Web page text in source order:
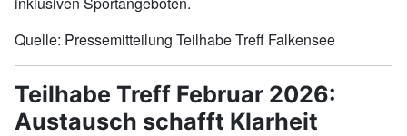
Quelle: Pressemitteilung Teilhabe Treff Falkensee
Teilhabe Treff Februar 2026:
Austausch schafft Klarheit